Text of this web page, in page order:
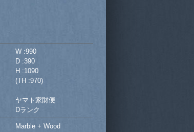
W :990
D :390
H :1090
(TH :970)
ヤマト家財便
Dランク
Marble + Wood